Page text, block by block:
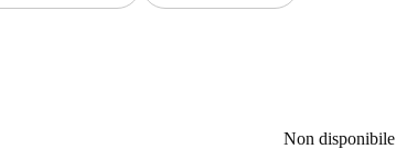
Non disponibile